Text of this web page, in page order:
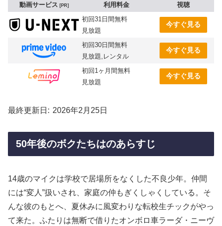
動画サービス PR 利用料金
視聴
初回31日間無料
見放題
今すぐ見る
初回30日間無料
見放題,レンタル
今すぐ見る
初回1ヶ月間無料
見放題
今すぐ見る
最終更新日 2026年2月25日
50年後のボクたちはのあらすじ
14歳のマイクは学校で居場所をなくした不良少年。仲間
には“変人”扱いされ、家庭の仲もぎくしゃくしている。そ
んな彼のもとへ、夏休みに風変わりな転校生チックがやっ
て来た。ふたりは無断で借りたオンボロ車ラーダ・ニーヴ